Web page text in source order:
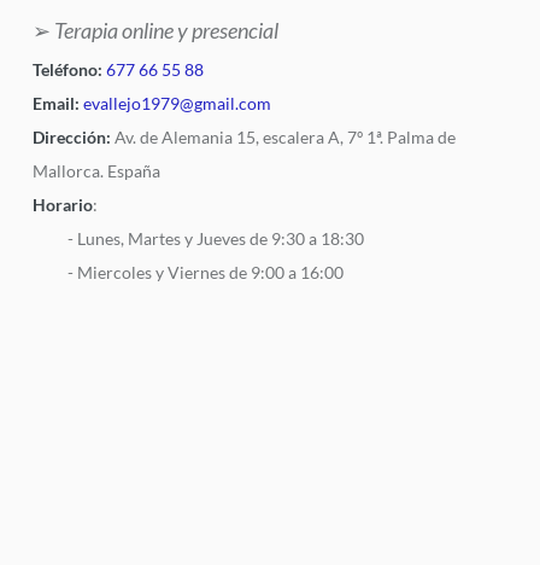
➢ Terapia online y presencial
Teléfono: 677 66 55 88
Email: evallejo1979@gmail.com
Dirección: Av. de Alemania 15, escalera A, 7º 1ª. Palma de
Mallorca. España
Horario:
- Lunes, Martes y Jueves de 9:30 a 18:30
- Miercoles y Viernes de 9:00 a 16:00